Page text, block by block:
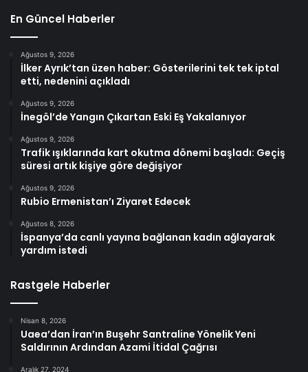
En Güncel Haberler
Ağustos 9, 2026
İlker Ayrık’tan üzen haber: Gösterilerini tek tek iptal
etti, nedenini açıkladı
Ağustos 9, 2026
İnegöl’de Yangın Çıkartan Eski Eş Yakalanıyor
Ağustos 9, 2026
Trafik ışıklarında kart okutma dönemi başladı: Geçiş
süresi artık kişiye göre değişiyor
Ağustos 9, 2026
Rubio Ermenistan’ı Ziyaret Edecek
Ağustos 8, 2026
İspanya’da canlı yayına bağlanan kadın ağlayarak
yardım istedi
Rastgele Haberler
Nisan 8, 2026
Uaea’dan İran’ın Buşehr Santraline Yönelik Yeni
Saldırının Ardından Azami İtidal Çağrısı
Aralık 27, 2024